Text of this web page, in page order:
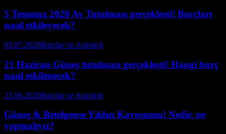
5 Temmuz 2020 Ay Tutulması gerçekleşti! Burçları
nasıl etkileyecek?
05.07.2020Burçlar ve Astroloji
21 Haziran Güneş tutulması gerçekleşti! Hangi burç
nasıl etkilenecek?
23.06.2020Burçlar ve Astroloji
Güneş & Betelgeuse Yıldızı Kavuşumu! Nedir, ne
yapmalıyız?